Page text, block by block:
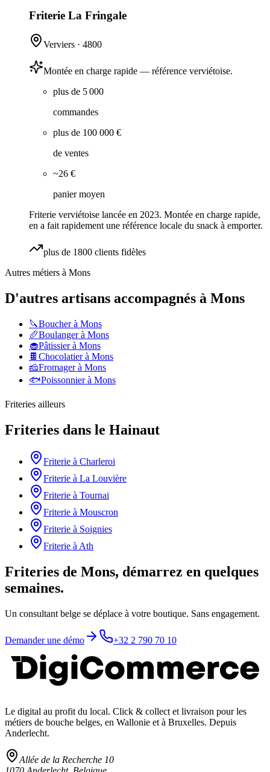
Friterie La Fringale
Verviers · 4800
Montée en charge rapide — référence verviétoise.
plus de 5 000
commandes
plus de 100 000 €
de ventes
~26 €
panier moyen
Friterie verviétoise lancée en 2023. Montée en charge rapide,
en a fait rapidement une référence locale du snack à emporter.
plus de 1800 clients fidèles
Autres métiers à Mons
D'autres artisans accompagnés à Mons
🔪Boucherà Mons
🥖Boulangerà Mons
🧁Pâtissierà Mons
🍫 Chocolatierà Mons
🧀Fromagerà Mons
🐟Poissonnierà Mons
Friteries ailleurs
Friteries dans le Hainaut
Friterie à Charleroi
Friterie à La Louvière
Friterie à Tournai
Friterie à Mouscron
Friterie à Soignies
Friterie à Ath
Friteries de Mons, démarrez en quelques
semaines.
Un consultant belge se déplace à votre boutique. Sans engagement.
Demander une démo +32 2 790 70 10
Le digital au profit du local. Click & collect et livraison pour les
métiers de bouche belges, en Wallonie et à Bruxelles. Depuis
Anderlecht.
Allée de la Recherche 10